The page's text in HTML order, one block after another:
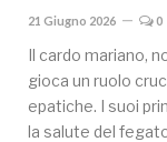
21 Giugno 2026 0
Il cardo mariano,
gioca un ruolo
epatiche. I suoi
la salute del